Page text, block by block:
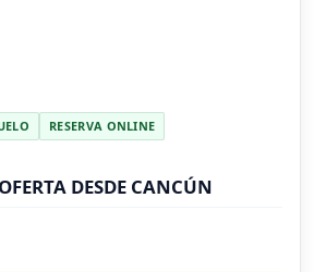
RESERVA ONLINE
DESDE CANCÚN